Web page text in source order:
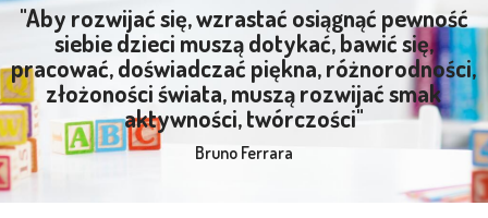
"Aby rozwijać się, wzrastać osiągnąć pewność
siebie dzieci muszą dotykać, bawić się,
pracować, doświadczać piękna, różnorodności,
złożoności świata, muszą rozwijać smak
aktywności, twórczości"
Bruno Ferrara